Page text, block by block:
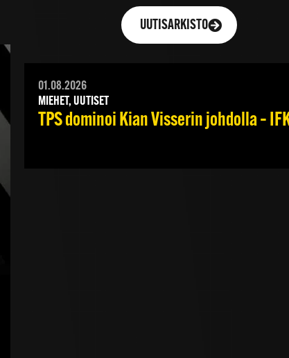
UUTISARKISTO
01.08.2026
MIEHET, UUTISET
TPS dominoi Kian Visserin johdolla –